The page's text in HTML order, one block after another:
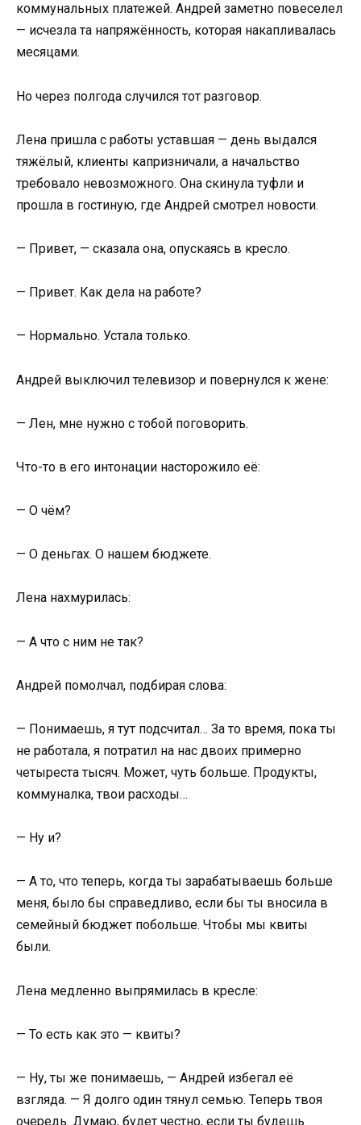
коммунальных платежей. Андрей заметно повеселел
— исчезла та напряжённость, которая накапливалась
месяцами.
Но через полгода случился тот разговор.
Лена пришла с работы уставшая — день выдался
тяжёлый, клиенты капризничали, а начальство
требовало невозможного. Она скинула туфли и
прошла в гостиную, где Андрей смотрел новости.
— Привет, — сказала она, опускаясь в кресло.
— Привет. Как дела на работе?
— Нормально. Устала только.
Андрей выключил телевизор и повернулся к жене:
— Лен, мне нужно с тобой поговорить.
Что-то в его интонации насторожило её:
— О чём?
— О деньгах. О нашем бюджете.
Лена нахмурилась:
— А что с ним не так?
Андрей помолчал, подбирая слова:
— Понимаешь, я тут подсчитал… За то время, пока ты
не работала, я потратил на нас двоих примерно
четыреста тысяч. Может, чуть больше. Продукты,
коммуналка, твои расходы…
— Ну и?
— А то, что теперь, когда ты зарабатываешь больше
меня, было бы справедливо, если бы ты вносила в
семейный бюджет побольше. Чтобы мы квиты
были.
Лена медленно выпрямилась в кресле:
— То есть как это — квиты?
— Ну, ты же понимаешь, — Андрей избегал её
взгляда. — Я долго один тянул семью. Теперь твоя
очередь. Думаю, будет честно, если ты будешь